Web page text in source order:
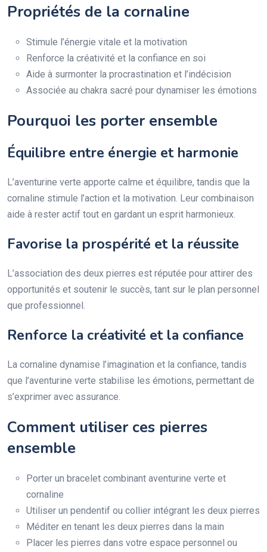
Propriétés de la cornaline
Stimule l’énergie vitale et la motivation
Renforce la créativité et la confiance en soi
Aide à surmonter la procrastination et l’indécision
Associée au chakra sacré pour dynamiser les émotions
Pourquoi les porter ensemble
Équilibre entre énergie et harmonie
L’aventurine verte apporte calme et équilibre, tandis que la
cornaline stimule l’action et la motivation. Leur combinaison
aide à rester actif tout en gardant un esprit harmonieux.
Favorise la prospérité et la réussite
L’association des deux pierres est réputée pour attirer des
opportunités et soutenir le succès, tant sur le plan personnel
que professionnel.
Renforce la créativité et la confiance
La cornaline dynamise l’imagination et la confiance, tandis
que l’aventurine verte stabilise les émotions, permettant de
s’exprimer avec assurance.
Comment utiliser ces pierres
ensemble
Porter un bracelet combinant aventurine verte et
cornaline
Utiliser un pendentif ou collier intégrant les deux pierres
Méditer en tenant les deux pierres dans la main
Placer les pierres dans votre espace personnel ou